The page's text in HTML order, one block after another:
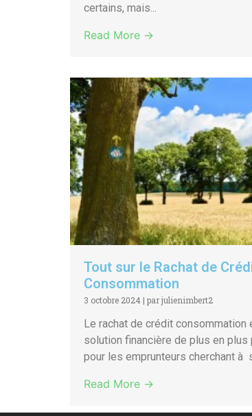
certains, mais...
Read More →
Tout sur le Rachat de
Consommation
3 octobre 2024 | par julienimbert2
Le rachat de crédit consommation
solution financière de plus en plus
pour les emprunteurs cherchant à
Read More →